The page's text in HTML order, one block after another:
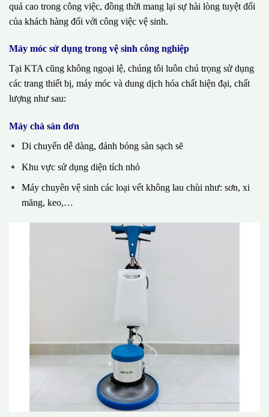
quả cao trong công việc, đồng thời mang lại sự hài lòng tuyệt đối
của khách hàng đối với công việc vệ sinh.
Máy móc sử dụng trong vệ sinh công nghiệp
Tại KTA cũng không ngoại lệ, chúng tôi luôn chú trọng sử dụng
các trang thiết bị, máy móc và dung dịch hóa chất hiện đại, chất
lượng như sau:
Máy chà sàn đơn
Di chuyển dễ dàng, đánh bóng sàn sạch sẽ
Khu vực sử dụng diện tích nhỏ
Máy chuyên vệ sinh các loại vết không lau chùi như: sơn, xi
măng, keo,…